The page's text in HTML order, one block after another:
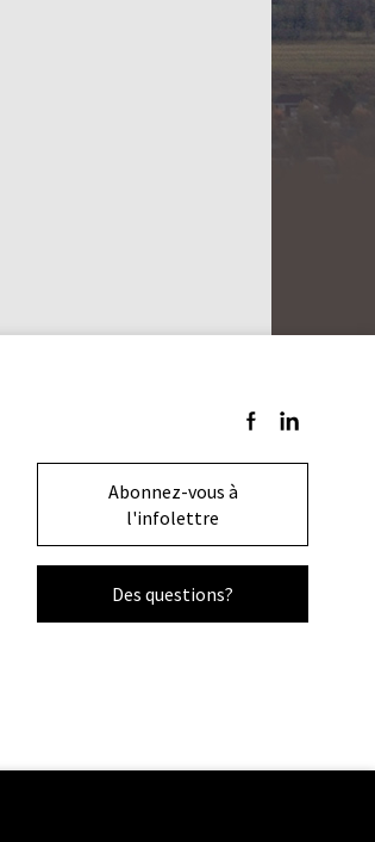
Suivez-nous sur
Suivez-nous
Abonnez-vous à
l'infolettre
Des questions?